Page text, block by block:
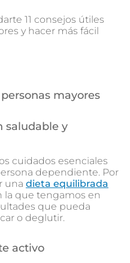
11 consejos útiles
y hacer más fácil
mayores
saludable y
cuidados esenciales
dependiente. Por
una dieta equilibrada
la que tengamos en
que pueda
o deglutir.
activo